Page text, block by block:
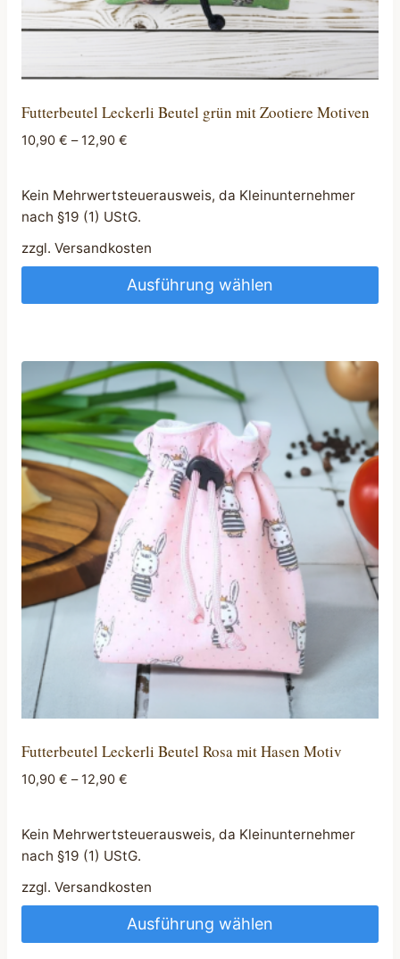
Futterbeutel Leckerli Beutel grün mit Zootiere Motiven
10,90 € –12,90 €
Kein Mehrwertsteuerausweis, da Kleinunternehmer
nach §19 (1) UStG.
zzgl. Versandkosten
Ausführung wählen
weist
mehrere
Varianten
auf.
Die
Optionen
können
auf
der
Produktseite
gewählt
werden
Futterbeutel Leckerli Beutel Rosa mit Hasen Motiv
10,90 € –12,90 €
Kein Mehrwertsteuerausweis, da Kleinunternehmer
nach §19 (1) UStG.
zzgl. Versandkosten
Ausführung wählen